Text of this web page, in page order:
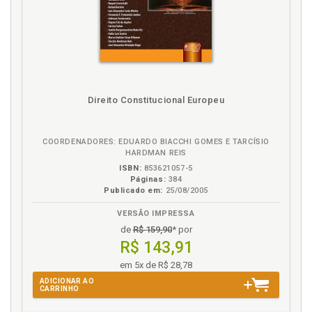
Especialização reducionista à complexidade
holística, p. 100
Estado. Soberania estatal, Amazônia e meio
ambiente, p. 162
Estados Amazônicos, p. 157
Estudo do Tratado de Cooperação Amazônica.
Metodologia, p. 117
Etnia. Prospecção normativa. Riquezas etnológicas
e arqueológicas, p. 125
Evolução do Tratado de Cooperação Amazônica, p.
Exercício da soberania. Dificuldades para o exercício
efetivo da soberania, p. 161
Direito Constitucional Europeu
COORDENADORES: EDUARDO BIACCHI GOMES E TARCÍSIO
HARDMAN REIS
ISBN: 853621057-5
Páginas: 384
Publicado em: 25/08/2005
VERSÃO IMPRESSA
deR$ 159,90* por
R$ 143,91
em 5x de R$ 28,78
ADICIONAR AO
CARRINHO